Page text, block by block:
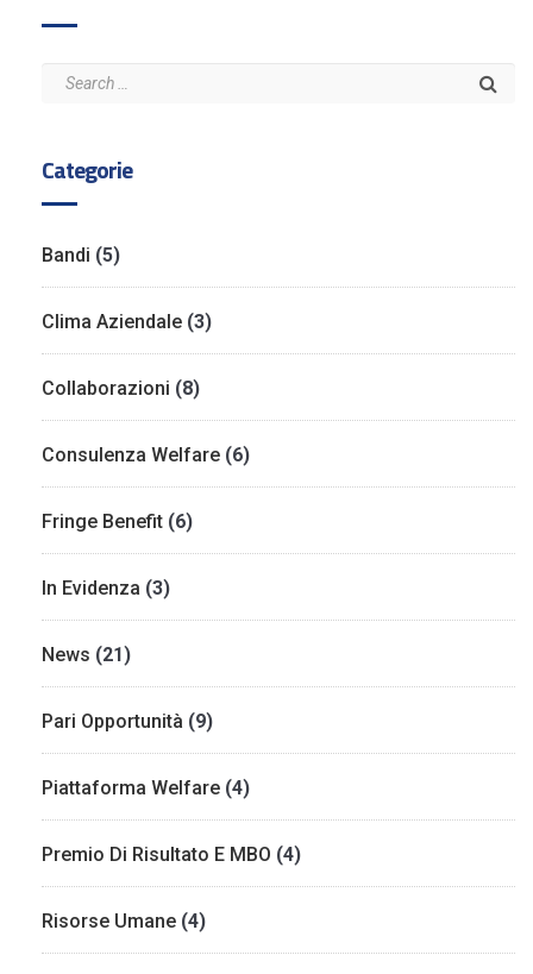
Categorie
Bandi (5)
Clima Aziendale (3)
Collaborazioni (8)
Consulenza Welfare (6)
Fringe Benefit (6)
In Evidenza (3)
News (21)
Pari Opportunità (9)
Piattaforma Welfare (4)
Premio Di Risultato E MBO (4)
Risorse Umane (4)